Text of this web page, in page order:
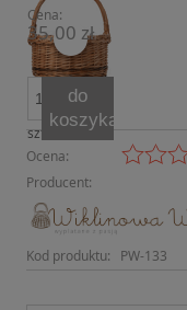
Cena:
35,00 zł
szt.
do
koszyka
Ocena:
Producent:
Kod produktu: PW-133